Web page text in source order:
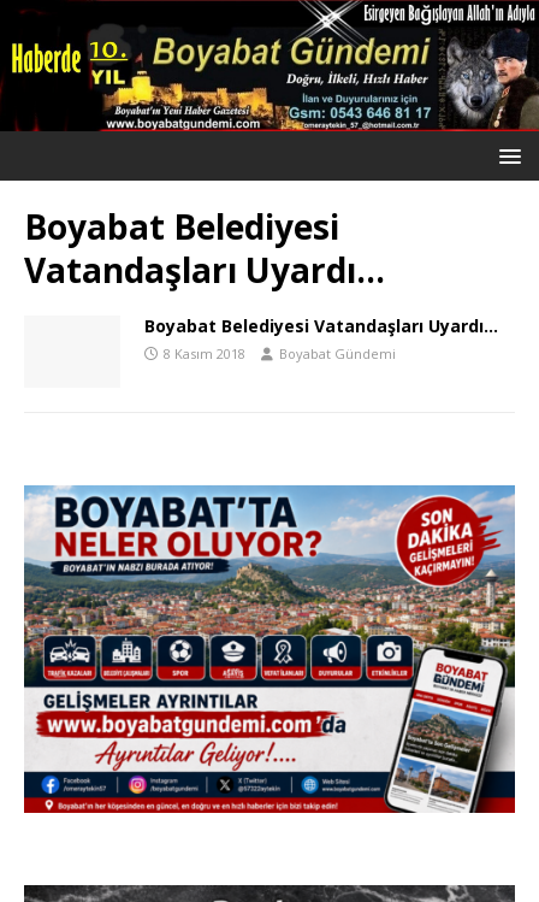
Boyabat Belediyesi
Vatandaşları Uyardı…
Boyabat Belediyesi Vatandaşları Uyardı…
8 Kasım 2018 Boyabat Gündemi